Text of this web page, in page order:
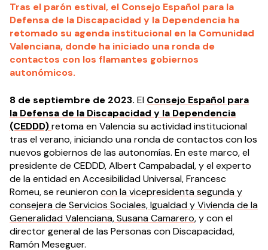
Tras el parón estival, el Consejo Español para la
Defensa de la Discapacidad y la Dependencia ha
retomado su agenda institucional en la Comunidad
Valenciana, donde ha iniciado una ronda de
contactos con los flamantes gobiernos
autonómicos.
8 de septiembre de 2023. El Consejo Español para
la Defensa de la Discapacidad y la Dependencia
(CEDDD)retoma en Valencia su actividad institucional
tras el verano, iniciando una ronda de contactos con los
nuevos gobiernos de las autonomías. En este marco, el
presidente de CEDDD, Albert Campabadal, y el experto
de la entidad en Accesibilidad Universal, Francesc
Romeu, se reunieroncon la vicepresidenta segunda y
consejera de Servicios Sociales, Igualdad y Vivienda de la
Generalidad Valenciana, Susana Camarero, y con el
director general de las Personas con Discapacidad,
Ramón Meseguer.